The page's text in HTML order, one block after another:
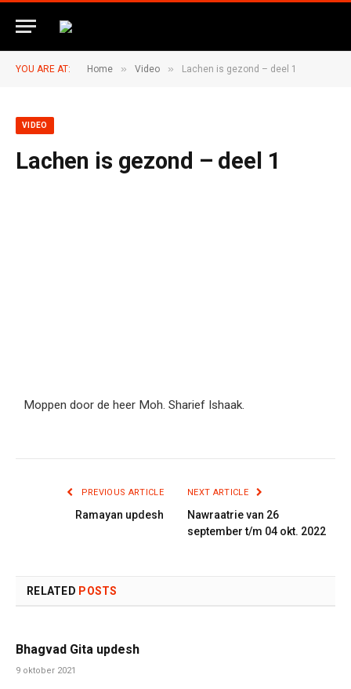
YOU ARE AT: Home » Video » Lachen is gezond – deel 1
VIDEO
Lachen is gezond – deel 1
Moppen door de heer Moh. Sharief Ishaak.
PREVIOUS ARTICLE
Ramayan updesh
NEXT ARTICLE
Nawraatrie van 26
september t/m 04 okt. 2022
RELATED POSTS
Bhagvad Gita updesh
9 oktober 2021